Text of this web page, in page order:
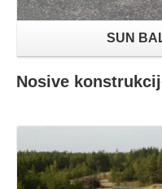
SUN
Nosive